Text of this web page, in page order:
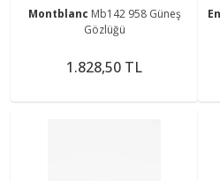
Montblanc Mb142 958 Güneş
Gözlüğü
1.828,50 TL